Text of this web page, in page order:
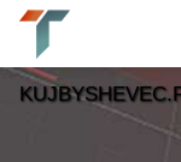
Новости»